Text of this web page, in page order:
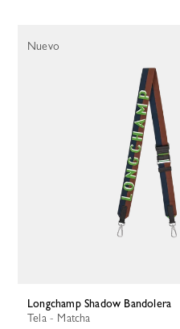
Longchamp Shadow Bandolera
Tela - Matcha
Nuevo